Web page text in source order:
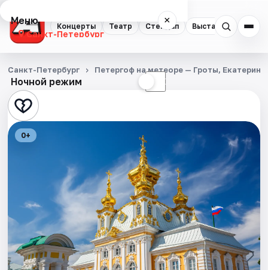
Концерты Театр Стендап Выставки
Меню ×
Санкт-Петербург
Концерты
Театр
Стендап
Экскурсии
Спорт
События
Ночной режим ☾
Санкт-Петербург Петергоф на метеоре — Гроты,
0+